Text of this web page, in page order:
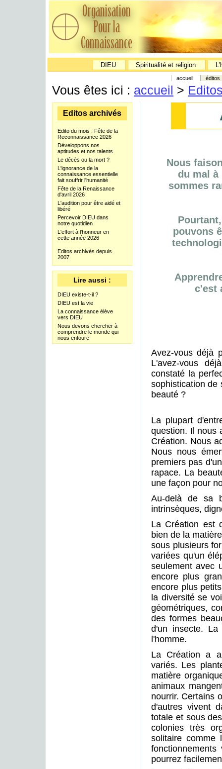
DIEU Spiritualité et religion
accueil éditos
Vous êtes ici : accueil >
Nous
du mal à
sommes
pouvons
c'est
Avez-vous déjà
L'avez-vous
constaté la
sophistication de
beauté ?
La plupart
question. Il nous
Création. Nous
Nous nous
premiers pas
rapace. La
une façon pour
Au-delà de sa
intrinsèques,
La Création est
bien de la
sous plusieurs
variées qu'un
seulement avec
encore plus
encore plus
la diversité se
géométriques,
des formes
d'un insecte. La
l'homme.
La Création a
variés. Les
matière
animaux
nourrir. Certains
d'autres vivent
totale et sous
colonies très
solitaire comme
pourrez
Editos archivés
Edito du mois : Fête de la
Reconnaissance 2026
Développons nos
aptitudes et nos talents
Le décès ou la mort ?
L'ignorance de la
connaissance essentielle
fait souffrir l'humanité
Fête de la Renaissance
d'avril 2026
L'audition pour être aidé et
libéré
Percevoir DIEU dans
notre quotidien
L'effort à l'honneur en
cette année 2026
Editos archivés depuis
2007
Lire aussi :
DIEU existe-t-il ?
DIEU est la vie
La connaissance élève
vers DIEU
Nous devons chercher à
comprendre le monde qui
nous entoure